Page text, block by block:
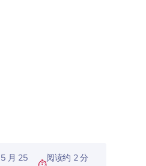
月 25
阅读约 2 分